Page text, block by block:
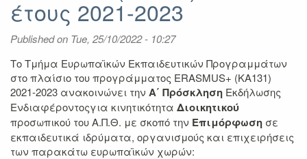
Προγράμματος
Erasmus+
(KA131)
2021-
2023
έτους 2021-2023
Published on Tue, 25/10/2022 - 10:27
Το Τμήμα Ευρωπαϊκών Εκπαιδευτικών Προγραμμάτων
στο πλαίσιο του προγράμματος ERASMUS+ (KA131)
2021-2023 ανακοινώνει την Α΄ Πρόσκληση Εκδήλωσης
Ενδιαφέροντοςγια κινητικότητα Διοικητικού
προσωπικού του Α.Π.Θ. με σκοπό την Επιμόρφωση σε
εκπαιδευτικά ιδρύματα, οργανισμούς και επιχειρήσεις
των παρακάτω ευρωπαϊκών χωρών: